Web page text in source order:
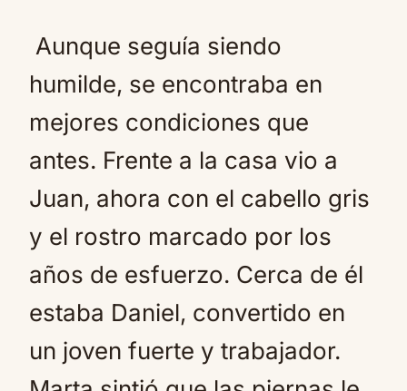
Aunque seguía siendo
humilde, se encontraba en
mejores condiciones que
antes. Frente a la casa vio a
Juan, ahora con el cabello gris
y el rostro marcado por los
años de esfuerzo. Cerca de él
estaba Daniel, convertido en
un joven fuerte y trabajador.